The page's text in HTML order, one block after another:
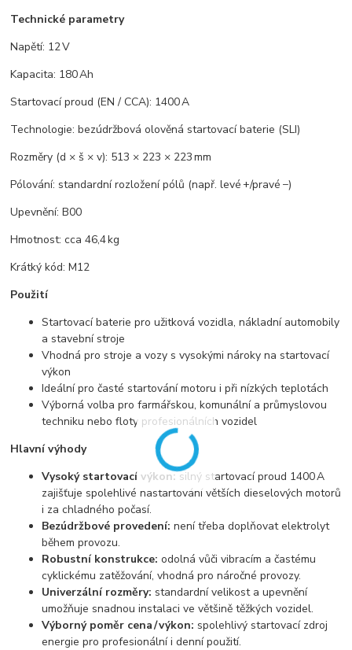
Technické parametry
Napětí: 12 V
Kapacita: 180 Ah
Startovací proud (EN / CCA): 1400 A
Technologie: bezúdržbová olověná startovací baterie (SLI)
Rozměry (d × š × v): 513 × 223 × 223 mm
Pólování: standardní rozložení pólů (např. levé +/pravé −)
Upevnění: B00
Hmotnost: cca 46,4 kg
Krátký kód: M12
Použití
Startovací baterie pro užitková vozidla, nákladní automobily
a stavební stroje
Vhodná pro stroje a vozy s vysokými nároky na startovací
výkon
Ideální pro časté startování motoru i při nízkých teplotách
Výborná volba pro farmářskou, komunální a průmyslovou
techniku nebo floty profesionálních vozidel
Hlavní výhody
Vysoký startovací výkon:silný startovací proud 1400 A
zajišťuje spolehlivé nastartování větších dieselových motorů
i za chladného počasí.
Bezúdržbové provedení: není třeba doplňovat elektrolyt
během provozu.
Robustní konstrukce: odolná vůči vibracím a častému
cyklickému zatěžování, vhodná pro náročné provozy.
Univerzální rozměry: standardní velikost a upevnění
umožňuje snadnou instalaci ve většině těžkých vozidel.
Výborný poměr cena / výkon: spolehlivý startovací zdroj
energie pro profesionální i denní použití.